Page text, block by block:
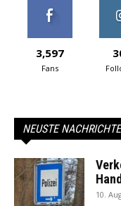
3,597
Fans
NEUSTE
10.